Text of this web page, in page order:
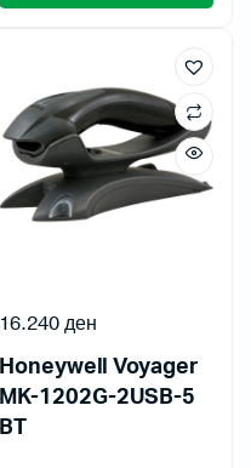
Honeywell Voyager
MK-1202G-2USB-5
BT
16.240ден